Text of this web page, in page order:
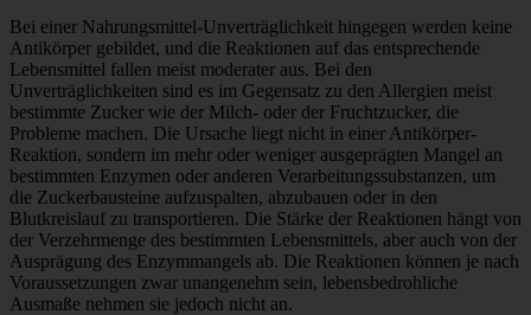
Bei einer Nahrungsmittel-Unverträglichkeit hingegen werden keine
Antikörper gebildet, und die Reaktionen auf das entsprechende
Lebensmittel fallen meist moderater aus. Bei den
Unverträglichkeiten sind es im Gegensatz zu den Allergien meist
bestimmte Zucker wie der Milch- oder der Fruchtzucker, die
Probleme machen. Die Ursache liegt nicht in einer Antikörper-
Reaktion, sondern im mehr oder weniger ausgeprägten Mangel an
bestimmten Enzymen oder anderen Verarbeitungssubstanzen, um
die Zuckerbausteine aufzuspalten, abzubauen oder in den
Blutkreislauf zu transportieren. Die Stärke der Reaktionen hängt von
der Verzehrmenge des bestimmten Lebensmittels, aber auch von der
Ausprägung des Enzymmangels ab. Die Reaktionen können je nach
Voraussetzungen zwar unangenehm sein, lebensbedrohliche
Ausmaße nehmen sie jedoch nicht an.